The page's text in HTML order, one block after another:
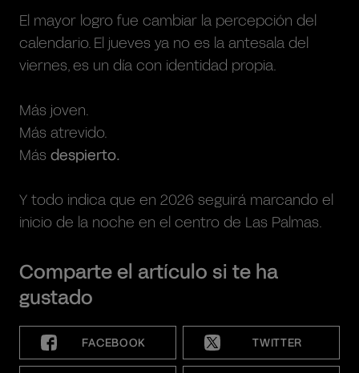
El mayor logro fue cambiar la percepción del
calendario. El jueves ya no es la antesala del
viernes, es un día con identidad propia.
Más joven.
Más atrevido.
Más despierto.
Y todo indica que en 2026 seguirá marcando el
inicio de la noche en el centro de Las Palmas.
Comparte el artículo si te ha
gustado
FACEBOOK TWITTER